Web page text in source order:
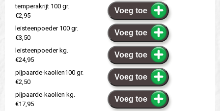
temperakrijt 100 gr.
€2,95
Voeg toe
leisteenpoeder 100 gr.
€3,50
Voeg toe
leisteenpoeder kg.
€24,95
Voeg toe
pijpaarde-kaolien100 gr.
€2,50
Voeg toe
pijpaarde-kaolien kg.
€17,95
Voeg toe